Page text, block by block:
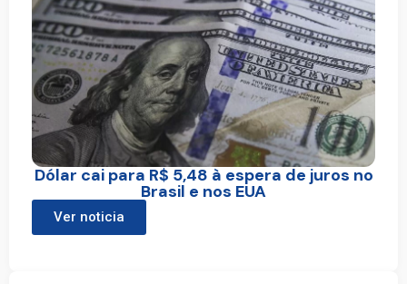
Dólar cai para R$ 5,48 à espera de juros no
Brasil e nos EUA
Ver noticia